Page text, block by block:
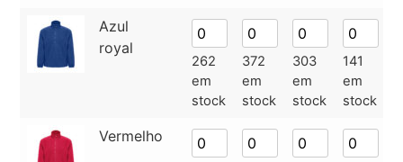
Azul
royal
262
em
stock
372
em
stock
303
em
stock
141
em
stock
Vermelho